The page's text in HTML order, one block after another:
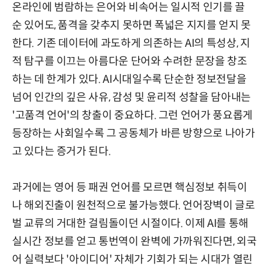
온라인에 범람하는 은어와 비속어는 일시적 인기를 끌
순 있어도, 품격을 갖추지 못하면 폭넓은 지지를 얻지 못
한다. 기존 데이터에 과도하게 의존하는 AI의 특성상, 지
적 탐구를 이끄는 아름다운 단어와 수려한 문장을 창조
하는 데 한계가 있다. AI시대일수록 단순한 정보전달을
넘어 인간의 깊은 사유, 감성 및 윤리적 성찰을 담아내는
'고품격 언어'의 창출이 중요하다. 그런 언어가 풍요롭게
등장하는 사회일수록 그 공동체가 바른 방향으로 나아가
고 있다는 증거가 된다.
과거에는 영어 등 패권 언어를 모르면 핵심정보 취득이
나 해외진출이 원천적으로 불가능했다. 언어장벽이 글로
벌 교류의 거대한 걸림돌이던 시절이다. 이제 AI를 통해
실시간 정보를 얻고 통번역이 완벽에 가까워진다면, 외국
어 실력보다 '아이디어' 자체가 기회가 되는 시대가 열린